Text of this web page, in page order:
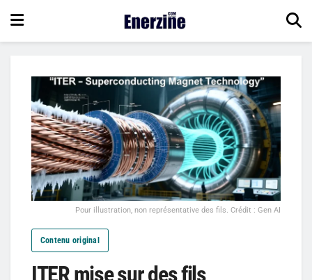
Pour illustration, non représentative des fils. Crédit : Gen AI
Contenu original
ITER mise sur des fils